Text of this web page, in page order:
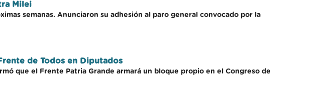
Milei
semanas. Anunciaron su adhesión al paro general convocado por la
de Todos en Diputados
que el Frente Patria Grande armará un bloque propio en el Congreso de